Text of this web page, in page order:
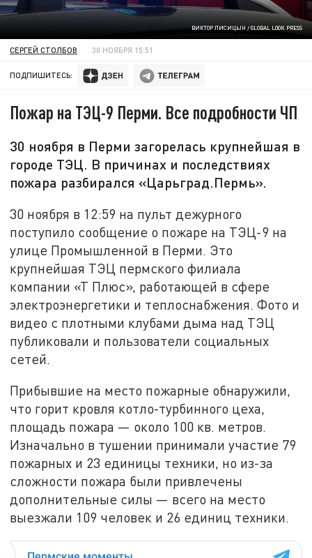
ВИКТОР ЛИСИЦЫН / GLOBAL LOOK PRESS
СЕРГЕЙ СТОЛБОВ 30 НОЯБРЯ 15:51
ПОДПИШИТЕСЬ:
Пожар на ТЭЦ-9 Перми. Все подробности ЧП
30 ноября в Перми загорелась крупнейшая в
городе ТЭЦ. В причинах и последствиях
пожара разбирался «Царьград.Пермь».
30 ноября в 12:59 на пульт дежурного
поступило сообщение о пожаре на ТЭЦ-9 на
улице Промышленной в Перми. Это
крупнейшая ТЭЦ пермского филиала
компании «Т Плюс», работающей в сфере
электроэнергетики и теплоснабжения. Фото и
видео с плотными клубами дыма над ТЭЦ
публиковали и пользователи социальных
сетей.
Прибывшие на место пожарные обнаружили,
что горит кровля котло-турбинного цеха,
площадь пожара — около 100 кв. метров.
Изначально в тушении принимали участие 79
пожарных и 23 единицы техники, но из-за
сложности пожара были привлечены
дополнительные силы — всего на место
выезжали 109 человек и 26 единиц техники.